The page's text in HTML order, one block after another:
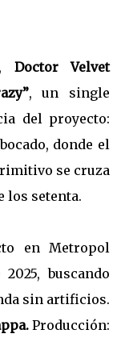
Doctor Velvet
, un single
del proyecto:
donde el
se cruza
los setenta.
en Metropol
buscando
sin artificios.
Producción: